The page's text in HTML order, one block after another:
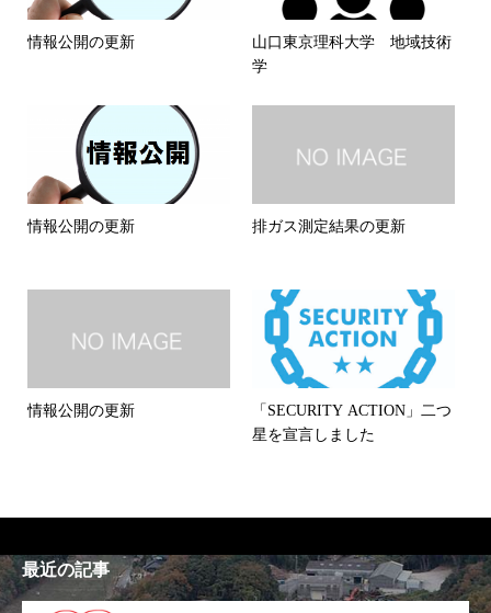
情報公開の更新
山口東京理科大学 地域技術
学
情報公開の更新 排ガス測定結果の更新
情報公開の更新
「SECURITY ACTION」二つ
星を宣言しました
最近の記事